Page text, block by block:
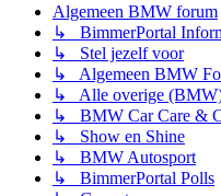
Algemeen BMW forum
↳ BimmerPortal
↳ Stel jezelf voor
↳ Algemeen BMW
↳ Alle overige (BMW)
↳ BMW Car Care &
↳ Show en Shine
↳ BMW Autosport
↳ BimmerPortal Polls